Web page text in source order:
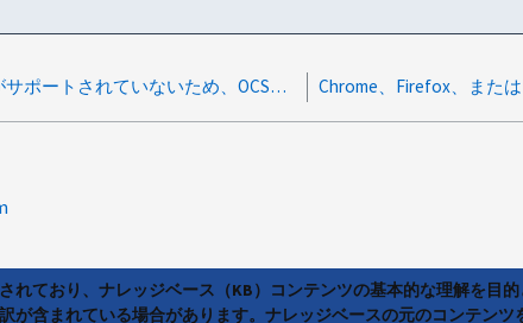
Javaのバージョンがサポートされていないため、OCSM 3.1.3のインストールに失敗しました
れており、ナレッジベース（KB）コンテンツの基本的な理解を目
が含まれている場合があります。ナレッジベースの元のコンテン